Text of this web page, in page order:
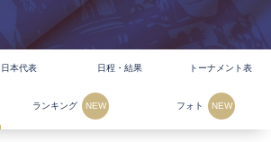
日本代表 日程・結果 トーナメント表
ランキング NEW フォト NEW